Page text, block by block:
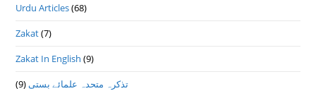
Urdu Articles(68)
Zakat(7)
Zakat In English (9)
تذكرہ متحدہ علمائے بستى(9)